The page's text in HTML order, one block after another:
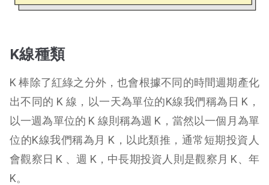
K線種類
K 棒除了紅綠之分外，也會根據不同的時間週期產化
出不同的 K 線，以一天為單位的K線我們稱為日 K，
以一週為單位的 K 線則稱為週 K，當然以一個月為單
位的K線我們稱為月 K，以此類推，通常短期投資人
會觀察日 K 、週 K，中長期投資人則是觀察月 K、年
K。